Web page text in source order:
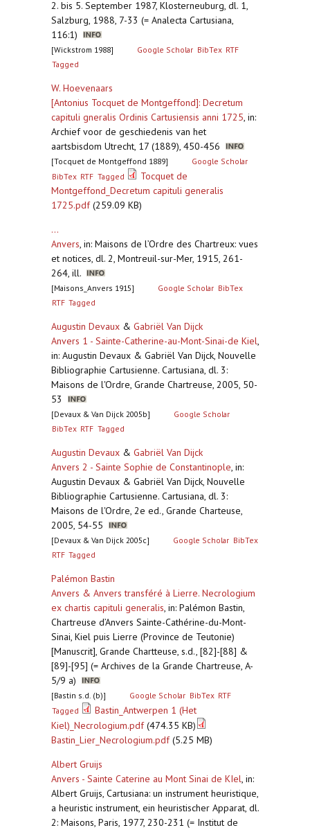
2. bis 5. September 1987, Klosterneuburg, dl. 1,
Salzburg, 1988, 7-33 (= Analecta Cartusiana,
116:1)
[Wickstrom 1988] Google Scholar BibTex RTF
Tagged
W. Hoevenaars
[Antonius Tocquet de Montgeffond]: Decretum
capituli gneralis Ordinis Cartusiensis anni 1725, in:
Archief voor de geschiedenis van het
aartsbisdom Utrecht, 17 (1889), 450-456
[Tocquet de Montgeffond 1889]
Google Scholar
BibTex RTF Tagged
Tocquet de
Montgeffond_Decretum capituli generalis
1725.pdf(259.09 KB)
...
Anvers, in: Maisons de l’Ordre des Chartreux: vues
et notices, dl. 2, Montreuil-sur-Mer, 1915, 261-
264, ill.
[Maisons_Anvers 1915] Google Scholar BibTex
RTF Tagged
Augustin Devaux & Gabriël Van Dijck
Anvers 1 - Sainte-Catherine-au-Mont-Sinai-de Kiel,
in: Augustin Devaux & Gabriël Van Dijck, Nouvelle
Bibliographie Cartusienne. Cartusiana, dl. 3:
Maisons de l'Ordre, Grande Chartreuse, 2005, 50-
53
[Devaux & Van Dijck 2005b]
Google Scholar
BibTex RTF Tagged
Augustin Devaux & Gabriël Van Dijck
Anvers 2 - Sainte Sophie de Constantinople, in:
Augustin Devaux & Gabriël Van Dijck, Nouvelle
Bibliographie Cartusienne. Cartusiana, dl. 3:
Maisons de l'Ordre, 2e ed., Grande Charteuse,
2005, 54-55
[Devaux & Van Dijck 2005c] Google Scholar BibTex
RTF Tagged
Palémon Bastin
Anvers & Anvers transféré à Lierre. Necrologium
ex chartis capituli generalis, in: Palémon Bastin,
Chartreuse d’Anvers Sainte-Cathérine-du-Mont-
Sinai, Kiel puis Lierre (Province de Teutonie)
[Manuscrit], Grande Chartteuse, s.d., [82]-[88] &
[89]-[95] (= Archives de la Grande Chartreuse, A-
5/9 a)
[Bastin s.d. (b)] Google Scholar BibTex RTF
Tagged
Bastin_Antwerpen 1 (Het
Kiel)_Necrologium.pdf(474.35 KB)
Bastin_Lier_Necrologium.pdf(5.25 MB)
Albert Gruijs
Anvers - Sainte Caterine au Mont Sinai de KIel, in:
Albert Gruijs, Cartusiana: un instrument heuristique,
a heuristic instrument, ein heuristischer Apparat, dl.
2: Maisons, Paris, 1977, 230-231 (= Institut de